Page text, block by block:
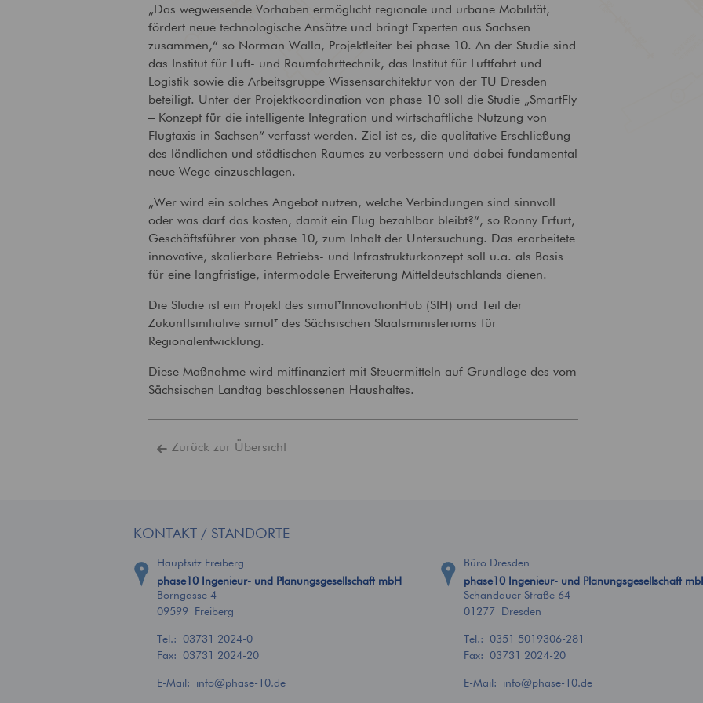
Technische
Gebäudeausrüstung
Ausstattung von Gebäuden
mit zeitgemäßer
Versorgungstechnik
Brandschutz
Bewertung und Planung von
baulichem Brandschutz
„Das wegweisende Vorhaben ermöglicht regionale und urbane Mobilität,
fördert neue technologische Ansätze und bringt Experten aus Sachsen
zusammen,“ so Norman Walla, Projektleiter bei phase 10. An der Studie sind
das Institut für Luft- und Raumfahrttechnik, das Institut für Luftfahrt und
Logistik sowie die Arbeitsgruppe Wissensarchitektur von der TU Dresden
beteiligt. Unter der Projektkoordination von phase 10 soll die Studie „SmartFly
– Konzept für die intelligente Integration und wirtschaftliche Nutzung von
Flugtaxis in Sachsen“ verfasst werden. Ziel ist es, die qualitative Erschließung
des ländlichen und städtischen Raumes zu verbessern und dabei fundamental
neue Wege einzuschlagen.
„Wer wird ein solches Angebot nutzen, welche Verbindungen sind sinnvoll
oder was darf das kosten, damit ein Flug bezahlbar bleibt?“, so Ronny Erfurt,
Geschäftsführer von phase 10, zum Inhalt der Untersuchung. Das erarbeitete
innovative, skalierbare Betriebs- und Infrastrukturkonzept soll u.a. als Basis
für eine langfristige, intermodale Erweiterung Mitteldeutschlands dienen.
Die Studie ist ein Projekt des simul⁺InnovationHub (SIH) und Teil der
Zukunftsinitiative simul⁺ des Sächsischen Staatsministeriums für
Regionalentwicklung.
Diese Maßnahme wird mitfinanziert mit Steuermitteln auf Grundlage des vom
Sächsischen Landtag beschlossenen Haushaltes.
Zurück zur Übersicht
KONTAKT / STANDORTE
Hauptsitz Freiberg
phase10 Ingenieur- und Planungsgesellschaft mbH
Borngasse 4
09599 Freiberg
Tel.:03731 2024-0
Fax: 03731 2024-20
E-Mail: info@phase-10.de
Büro Dresden
phase10 Ingenieur- und Planungsgesellschaft
Schandauer Straße 64
01277 Dresden
Tel.:0351 5019306-281
Fax: 03731 2024-20
E-Mail: info@phase-10.de